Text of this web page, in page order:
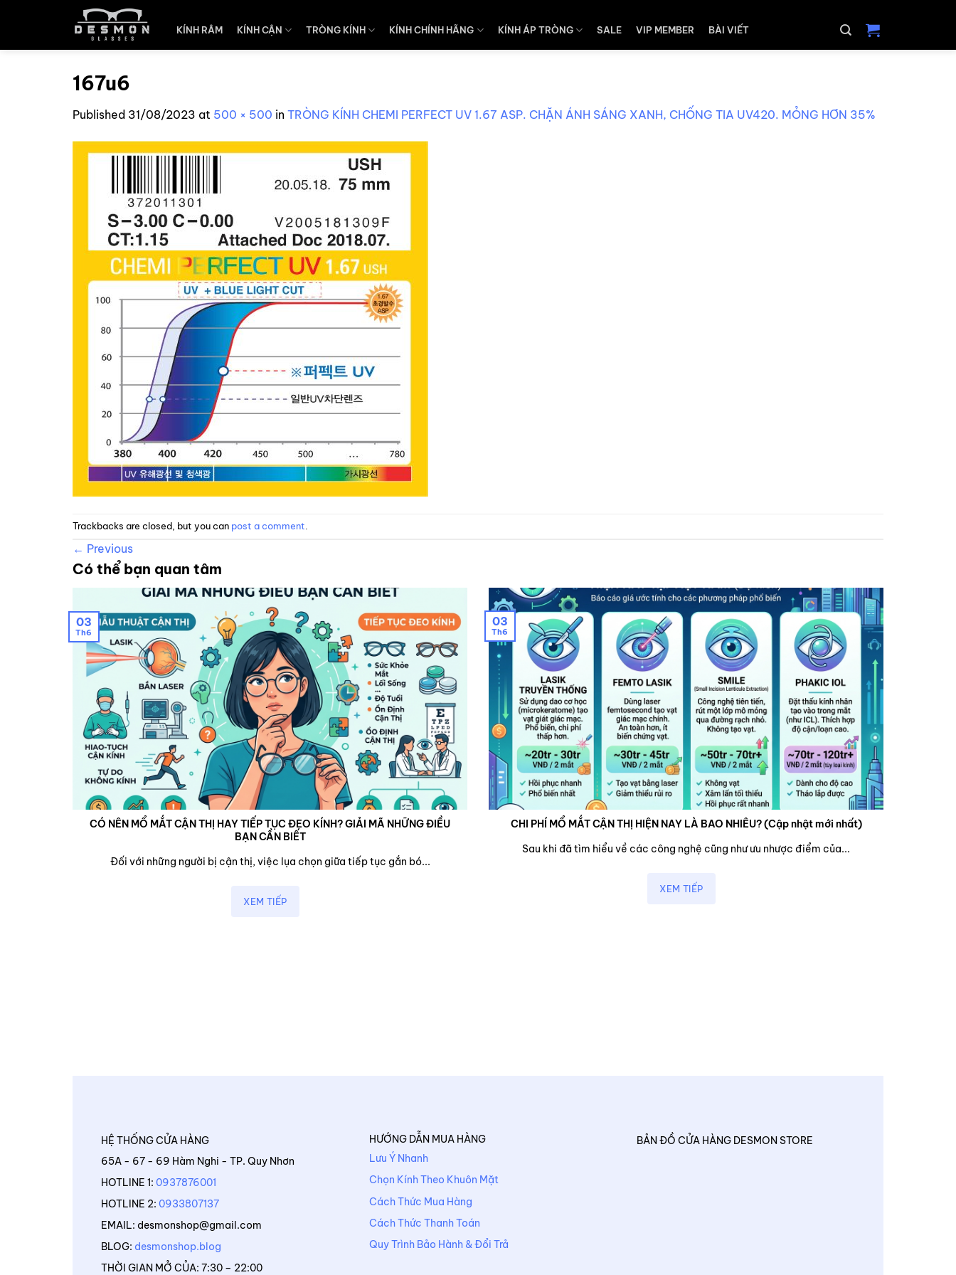
KÍNH RÂM KÍNH CẬN TRÒNG KÍNH KÍNH CHÍNH HÃNG KÍNH ÁP TRÒNG SALE VIP MEMBER BÀI VIẾT
167u6
Published 31/08/2023 at 500 × 500 in TRÒNG KÍNH CHEMI PERFECT UV 1.67 ASP. CHẶN ÁNH SÁNG XANH, CHỐNG TIA UV420. MỎNG HƠN 35%
Trackbacks are closed, but you can post a comment
← Previous
Có thể bạn quan tâm
CÓ NÊN MỔ MẮT CẬN THỊ HAY TIẾP TỤC ĐEO KÍNH? GIẢI MÃ NHỮNG ĐIỀU
BẠN CẦN BIẾT
Đối với những người bị cận thị, việc lụa chọn giữa tiếp tục gắn bó...
XEM TIẾP
03
Th6
CHI PHÍ MỔ MẮT CẬN THỊ HIỆN NAY LÀ BAO NHIÊU? (Cập nhật mới nhất)
Sau khi đã tìm hiểu về các công nghệ cũng như ưu nhược điểm của...
XEM TIẾP
03
Th6
HỆ THỐNG CỬA HÀNG
65A - 67 - 69 Hàm Nghi - TP. Quy Nhơn
HOTLINE 1: 0937876001
HOTLINE 2: 0933807137
EMAIL: desmonshop@gmail.com
BLOG: desmonshop.blog
THỜI GIAN MỞ CỦA: 7:30 – 22:00
HƯỚNG DẪN MUA HÀNG
Lưu Ý Nhanh
Chọn Kính Theo Khuôn Mặt
Cách Thức Mua Hàng
Cách Thức Thanh Toán
Quy Trình Bảo Hành & Đổi Trả
BẢN ĐỒ CỬA HÀNG DESMON STORE